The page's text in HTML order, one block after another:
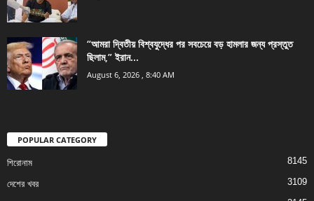
“আমরা দ্বিতীয় বিশ্বযুদ্ধের পর সবচেয়ে বড় হামলার জন্য প্রস্তুত
ছিলাম,” ইরান...
August 6, 2026 , 8:40 AM
POPULAR CATEGORY
শিরোনাম 8145
দেশের খবর 3109